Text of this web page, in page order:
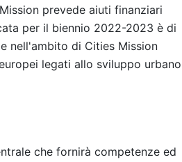
prevede aiuti finanziari
per il biennio 2022-2023 è di
nell'ambito di Cities Mission
legati allo sviluppo urbano
che fornirà competenze ed